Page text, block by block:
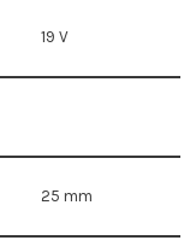
19 V
25 mm